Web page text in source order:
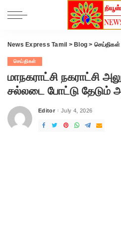
News Express Tamil > Blog > செய்திகள்
செய்திகள்
மாநகராட்சி நகராட்சி
சல்லடை போட்டு தேடும்
Posted
Editor July 4, 2026